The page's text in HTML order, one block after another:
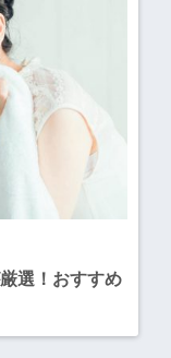
選！おすすめ